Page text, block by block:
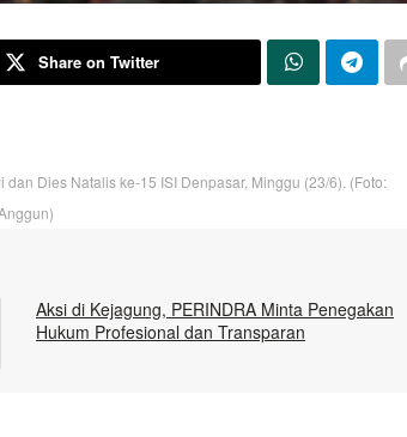
Share on Twitter
Dies Natalis ke-15 ISI Denpasar, Minggu (23/6). (Foto:
Aksi di Kejagung, PERINDRA Minta Penegakan
Hukum Profesional dan Transparan